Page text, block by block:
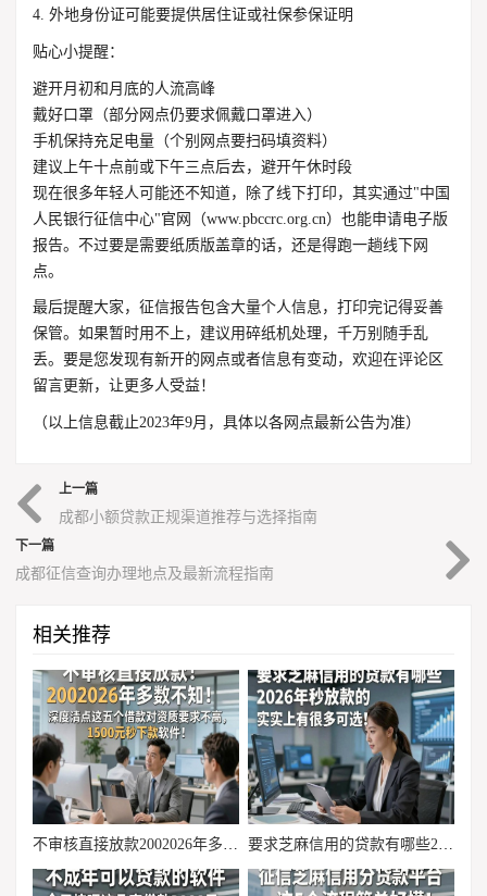
4. 外地身份证可能要提供居住证或社保参保证明
贴心小提醒：
避开月初和月底的人流高峰
戴好口罩（部分网点仍要求佩戴口罩进入）
手机保持充足电量（个别网点要扫码填资料）
建议上午十点前或下午三点后去，避开午休时段
现在很多年轻人可能还不知道，除了线下打印，其实通过"中国
人民银行征信中心"官网（www.pbccrc.org.cn）也能申请电子版
报告。不过要是需要纸质版盖章的话，还是得跑一趟线下网
点。
最后提醒大家，征信报告包含大量个人信息，打印完记得妥善
保管。如果暂时用不上，建议用碎纸机处理，千万别随手乱
丢。要是您发现有新开的网点或者信息有变动，欢迎在评论区
留言更新，让更多人受益！
（以上信息截止2023年9月，具体以各网点最新公告为准）
上一篇
成都小额贷款正规渠道推荐与选择指南
下一篇
成都征信查询办理地点及最新流程指南
相关推荐